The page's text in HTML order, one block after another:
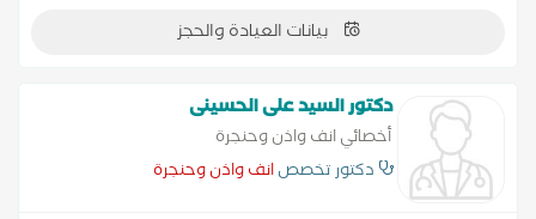
بيانات العيادة والحجز
دكتور السيد على الحسينى
أخصائي انف واذن وحنجرة
دكتور تخصصانف واذن وحنجرة